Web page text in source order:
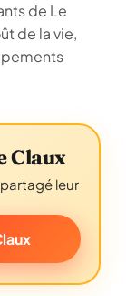
de Le
de la vie,
Claux
leur